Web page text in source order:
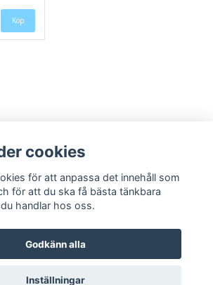
cookies
för att anpassa det innehåll som
för att du ska få bästa tänkbara
handlar hos oss.
Godkänn alla
Inställningar